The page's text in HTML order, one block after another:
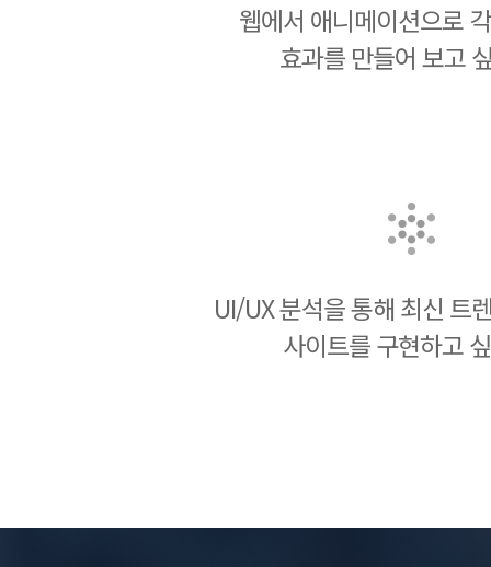
웹에서 애니메이션으로
효과를 만들어 보고
UI/UX 분석을 통해 최신 트
사이트를 구현하고